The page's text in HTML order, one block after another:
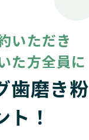
いただき
た方全員に
歯磨き粉
ト！